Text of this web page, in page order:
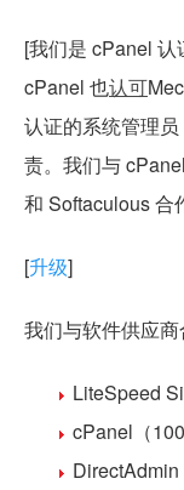
[我们是 cPanel 认
cPanel 也认可
认证的系统管理
责。我们与
和 Softaculous 合
[升级]
我们与软件供应商
LiteSpeed
cPanel（
DirectAdmin